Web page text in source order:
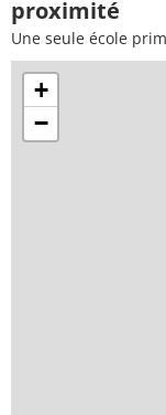
proximité
Une seule école
+
−